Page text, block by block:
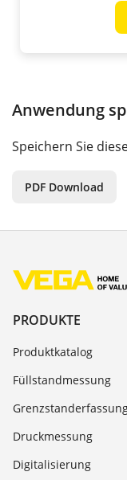
Anwendung
Speichern Sie
PDF Download
PRODUKTE
Produktkatalog
Füllstandmessung
Druckmessung
Digitalisierung